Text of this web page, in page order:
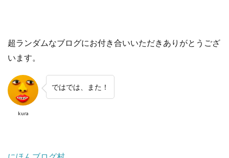
超ランダムなブログにお付き合いいただきありがとうござ
います。
kura
ではでは、また！
にほんブログ村